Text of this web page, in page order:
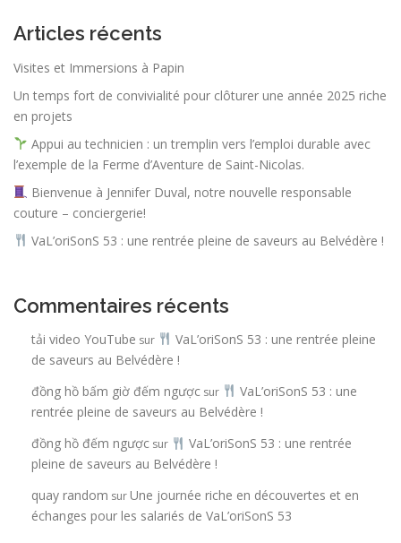
Articles récents
Visites et Immersions à Papin
Un temps fort de convivialité pour clôturer une année 2025 riche
en projets
Appui au technicien : un tremplin vers l’emploi durable avec
l’exemple de la Ferme d’Aventure de Saint-Nicolas.
Bienvenue à Jennifer Duval, notre nouvelle responsable
couture – conciergerie!
VaL’oriSonS 53 : une rentrée pleine de saveurs au Belvédère !
Commentaires récents
tải video YouTube sur
VaL’oriSonS 53 : une rentrée pleine
de saveurs au Belvédère !
đồng hồ bấm giờ đếm ngược sur
VaL’oriSonS 53 : une
rentrée pleine de saveurs au Belvédère !
đồng hồ đếm ngược sur
VaL’oriSonS 53 : une rentrée
pleine de saveurs au Belvédère !
quay random surUne journée riche en découvertes et en
échanges pour les salariés de VaL’oriSonS 53